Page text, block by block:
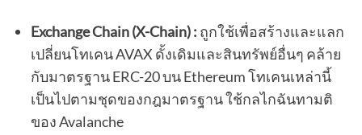
Exchange Chain (X-Chain) : ถูกใช้เพื่อสร้างและแลก
เปลี่ยนโทเคน AVAX ดั้งเดิมและสินทรัพย์อื่นๆ คล้าย
กับมาตรฐาน ERC-20 บน Ethereum โทเคนเหล่านี้
เป็นไปตามชุดของกฎมาตรฐาน ใช้กลไกฉันทามติ
ของ Avalanche